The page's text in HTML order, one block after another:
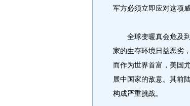
军方必须立即应对这项威
全球变暖真会危及到
家的生存环境日益恶劣
而作为世界首富，美国
展中国家的敌意。其前
构成严重挑战。